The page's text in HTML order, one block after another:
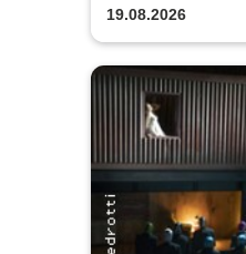
19.08.2026